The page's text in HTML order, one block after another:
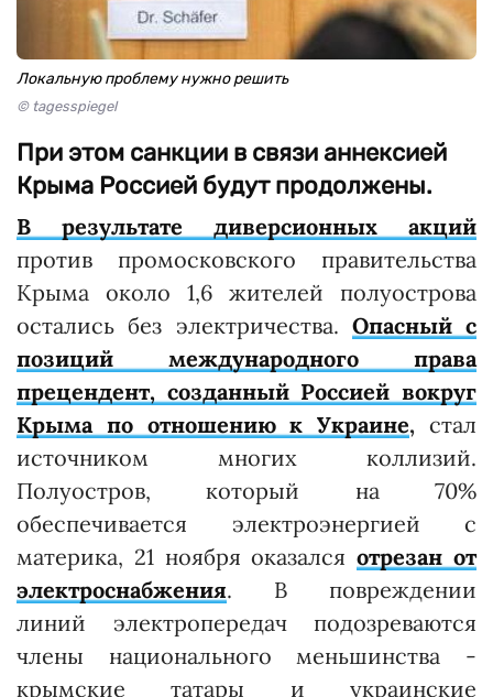
Локальную проблему нужно решить
© tagesspiegel
При этом санкции в связи аннексией
Крыма Россией будут продолжены.
В результате диверсионных акций
против промосковского правительства
Крыма около 1,6 жителей полуострова
остались без электричества. Опасный с
позиций международного права
прецендент, созданный Россией вокруг
Крыма по отношению к Украине, стал
источником многих коллизий.
Полуостров, который на 70%
обеспечивается электроэнергией с
материка, 21 ноября оказалсяотрезан от
электроснабжения. В повреждении
линий электропередач подозреваются
члены национального меньшинства -
крымские татары и украинские